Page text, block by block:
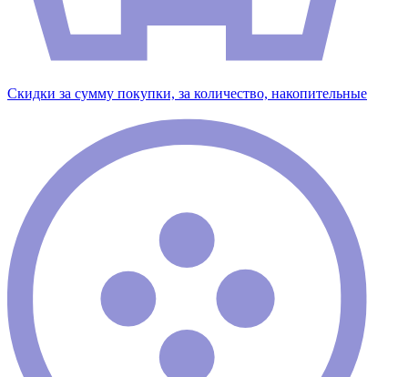
Скидки за сумму покупки, за количество, накопительные